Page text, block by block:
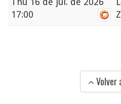
17:00
Volver